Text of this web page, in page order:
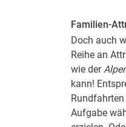
Familien-
Doch auch
Reihe an
wie der
kann!
Aufgabe